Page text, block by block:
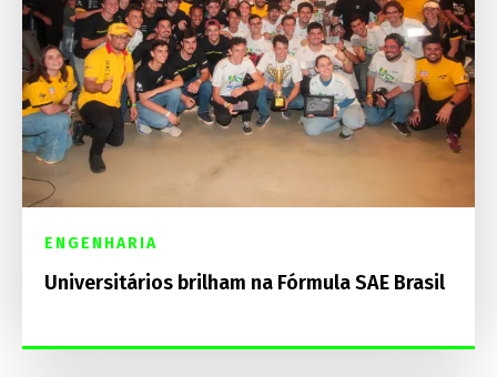
ENGENHARIA
Universitários brilham na Fórmula SAE Brasil